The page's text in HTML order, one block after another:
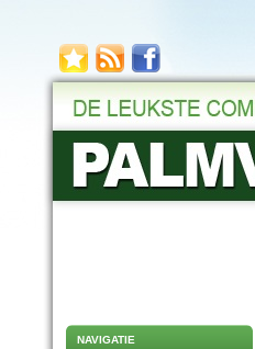
NAVIGATIE